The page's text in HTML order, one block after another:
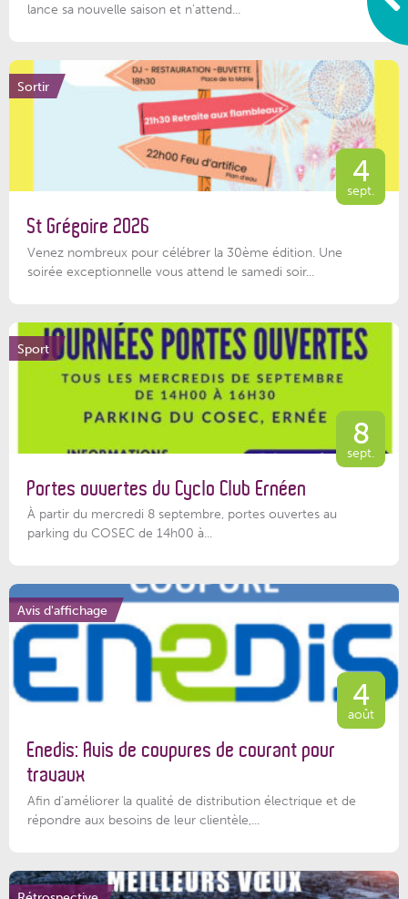
lance sa nouvelle saison et n'attend...
Sortir
4
sept.
St Grégoire 2026
Venez nombreux pour célébrer la 30ème édition. Une
soirée exceptionnelle vous attend le samedi soir...
Sport
8
sept.
Portes ouvertes du Cyclo Club Ernéen
À partir du mercredi 8 septembre, portes ouvertes au
parking du COSEC de 14h00 à...
Avis d'affichage
4
août
Enedis: Avis de coupures de courant pour
travaux
Afin d’améliorer la qualité de distribution électrique et de
répondre aux besoins de leur clientèle,...